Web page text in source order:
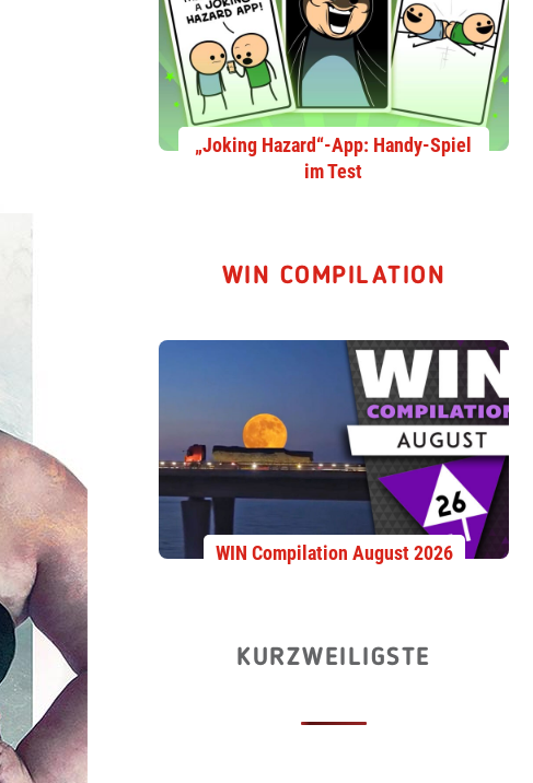
„Joking Hazard“-App: Handy-Spiel
im Test
WIN COMPILATION
WIN Compilation August 2026
KURZWEILIGSTE